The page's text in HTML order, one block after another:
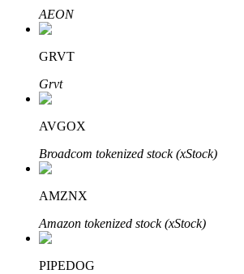
Pasif gelir kazanma hakkında bilgi edinin
AEON
GRVT
Grvt
AVGOX
Broadcom tokenized stock (xStock)
AMZNX
Amazon tokenized stock (xStock)
PIPEDOG